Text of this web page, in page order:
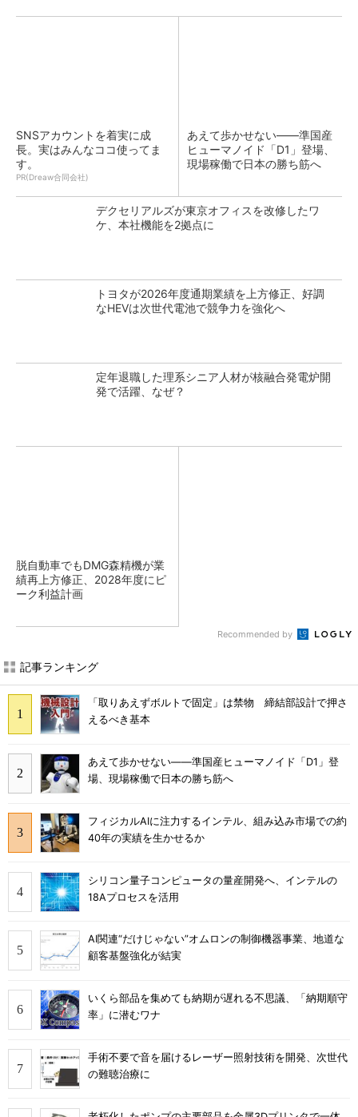
SNSアカウントを着実に成
長。実はみんなココ使ってま
す。
PR(Dreaw合同会社)
あえて歩かせない――準国産
ヒューマノイド「D1」登場、
現場稼働で日本の勝ち筋へ
デクセリアルズが東京オフィスを改修したワ
ケ、本社機能を2拠点に
トヨタが2026年度通期業績を上方修正、好調
なHEVは次世代電池で競争力を強化へ
定年退職した理系シニア人材が核融合発電炉開
発で活躍、なぜ？
脱自動車でもDMG森精機が業
績再上方修正、2028年度にピ
ーク利益計画
Recommended by
記事ランキング
「取りあえずボルトで固定」は禁物 締結部設計で押さ
えるべき基本
あえて歩かせない――準国産ヒューマノイド「D1」登
場、現場稼働で日本の勝ち筋へ
フィジカルAIに注力するインテル、組み込み市場での約
40年の実績を生かせるか
シリコン量子コンピュータの量産開発へ、インテルの
18Aプロセスを活用
AI関連“だけじゃない”オムロンの制御機器事業、地道な
顧客基盤強化が結実
いくら部品を集めても納期が遅れる不思議、「納期順守
率」に潜むワナ
手術不要で音を届けるレーザー照射技術を開発、次世代
の難聴治療に